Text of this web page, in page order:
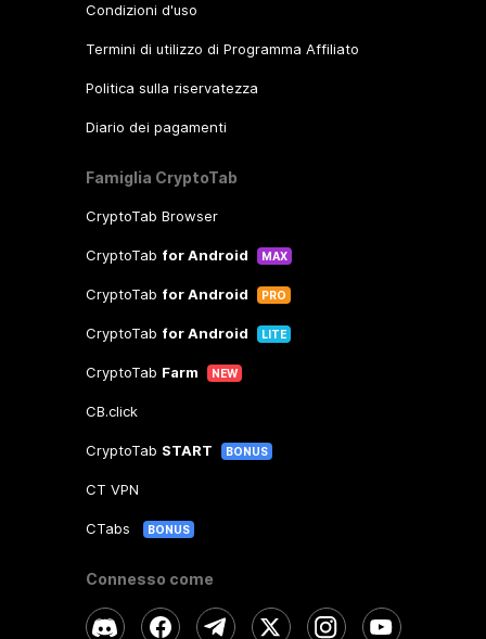
Condizioni d'uso
Termini di utilizzo di Programma Affiliato
Politica sulla riservatezza
Diario dei pagamenti
Famiglia CryptoTab
CryptoTab Browser
CryptoTab for Android MAX
CryptoTab for Android PRO
CryptoTab for Android LITE
CryptoTab Farm NEW
CB.click
CryptoTab START BONUS
CT VPN
CTabs BONUS
Connesso come